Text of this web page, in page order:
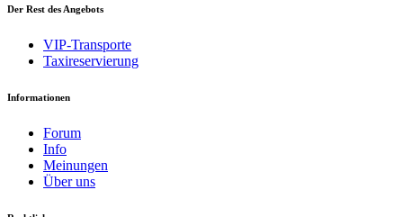
Der Rest des Angebots
VIP-Transporte
Taxireservierung
Informationen
Forum
Info
Meinungen
Über uns